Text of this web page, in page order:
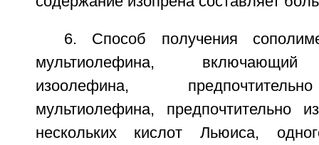
6. Способ получения
мультиолефина, включающий
изоолефина,
мультиолефина, предпочтительно
нескольких кислот Льюиса,